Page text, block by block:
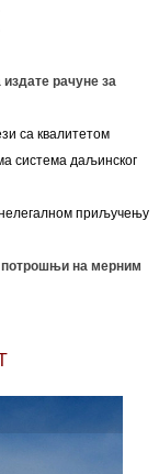
рачуне за
са квалитетом
система даљинског
приључењу
потрошњи на мерним